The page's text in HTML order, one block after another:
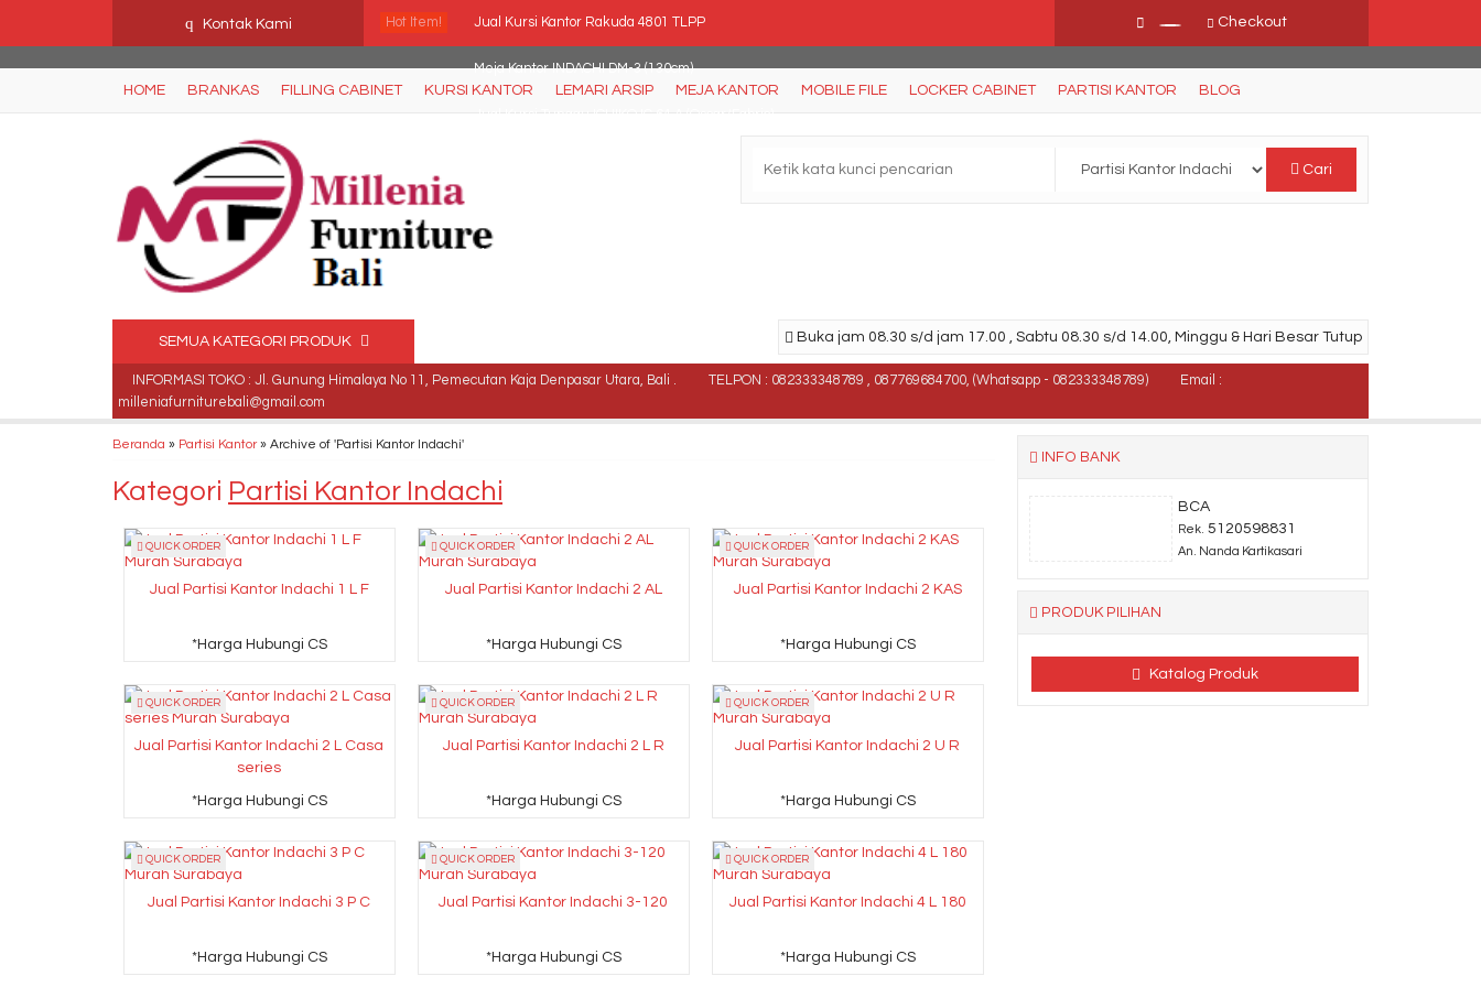
Ffn26mCseQzwzJTw3smpNE8Nti1cAw6hYZWaSDjvoqs
q Kontak Kami Hot Item! Jual Kursi Kantor Rakuda 4801 TLPP
Meja Kantor INDACHI DM-3 (130cm)
Meja Kantor Aditech FR 08 + Laci dorong
Checkout
HOME BRANKAS FILLING CABINET KURSI KANTOR LEMARI ARSIP MEJA KANTOR MOBILE FILE LOCKER CABINET PARTISI KANTOR BLOG
Cari
Buka jam 08.30 s/d jam 17.00 , Sabtu 08.30 s/d 14.00, Minggu & Hari Besar Tutup
SEMUA KATEGORI PRODUK
INFORMASI TOKO : Jl. Gunung Himalaya No 11, Pemecutan Kaja Denpasar Utara, Bali . TELPON : 082333348789 , 087769684700, (Whatsapp - 082333348789)
Email :
milleniafurniturebali@gmail.com
Beranda » Partisi Kantor» Archive of 'Partisi Kantor Indachi'
Kategori Partisi Kantor Indachi
QUICK ORDER
Jual Partisi Kantor Indachi 1 L F
*Harga Hubungi CS
QUICK ORDER
Jual Partisi Kantor Indachi 2 AL
*Harga Hubungi CS
QUICK ORDER
Jual Partisi Kantor Indachi 2 KAS
*Harga Hubungi CS
QUICK ORDER
Jual Partisi Kantor Indachi 2 L Casa
series
*Harga Hubungi CS
QUICK ORDER
Jual Partisi Kantor Indachi 2 L R
*Harga Hubungi CS
QUICK ORDER
Jual Partisi Kantor Indachi 2 U R
*Harga Hubungi CS
QUICK ORDER
Jual Partisi Kantor Indachi 3 P C
*Harga Hubungi CS
QUICK ORDER
Jual Partisi Kantor Indachi 3-120
*Harga Hubungi CS
QUICK ORDER
Jual Partisi Kantor Indachi 4 L 180
*Harga Hubungi CS
INFO BANK
BCA
Rek. 5120598831
An. Nanda Kartikasari
PRODUK PILIHAN
Katalog Produk